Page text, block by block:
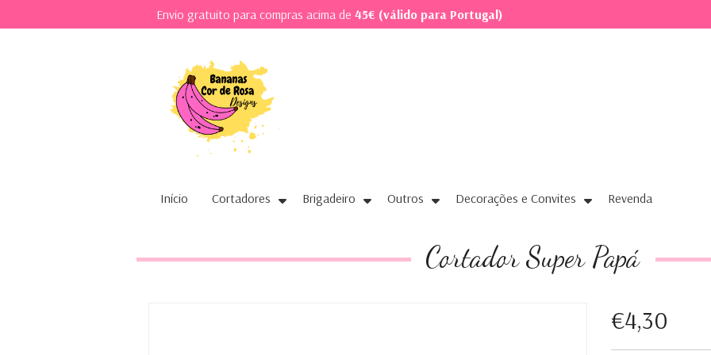
Envio gratuito para compras acima de 45€ (válido para Portugal)
Início Cortadores Brigadeiro Outros Decorações e Convites Revenda
Cortador Super Papá
€4,30